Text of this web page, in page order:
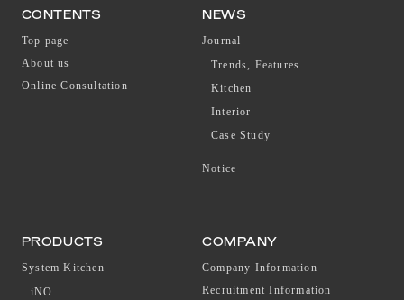
CONTENTS
Top page
About us
Online Consultation
NEWS
Journal
Trends, Features
Kitchen
Interior
Case Study
Notice
PRODUCTS
System Kitchen
iNO
COMPANY
Company Information
Recruitment Information